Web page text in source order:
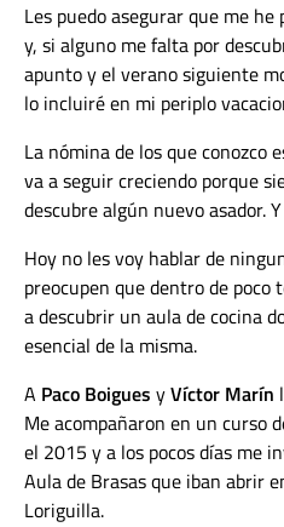
Les puedo asegurar que me
y, si alguno me falta por
apunto y el verano siguiente
lo incluiré en mi periplo
La nómina de los que conozco
va a seguir creciendo porque
descubre algún nuevo asador.
Hoy no les voy hablar de
preocupen que dentro de
a descubrir un aula de cocina
esencial de la misma.
A Paco Boigues yVíctor Marín
Me acompañaron en un curso
el 2015 y a los pocos días me
Aula de Brasas que iban abrir
Loriguilla.